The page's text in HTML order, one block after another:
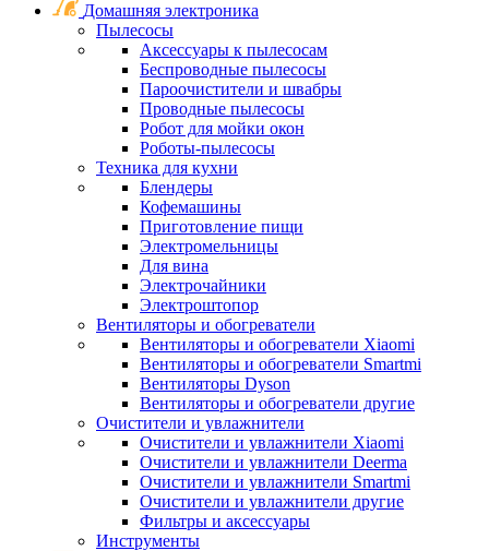
Домашняя электроника
Пылесосы
Аксессуары к пылесосам
Беспроводные пылесосы
Пароочистители и швабры
Проводные пылесосы
Робот для мойки окон
Роботы-пылесосы
Техника для кухни
Блендеры
Кофемашины
Приготовление пищи
Электромельницы
Для вина
Электрочайники
Электроштопор
Вентиляторы и обогреватели
Вентиляторы и обогреватели Xiaomi
Вентиляторы и обогреватели Smartmi
Вентиляторы Dyson
Вентиляторы и обогреватели другие
Очистители и увлажнители
Очистители и увлажнители Xiaomi
Очистители и увлажнители Deerma
Очистители и увлажнители Smartmi
Очистители и увлажнители другие
Фильтры и аксессуары
Инструменты